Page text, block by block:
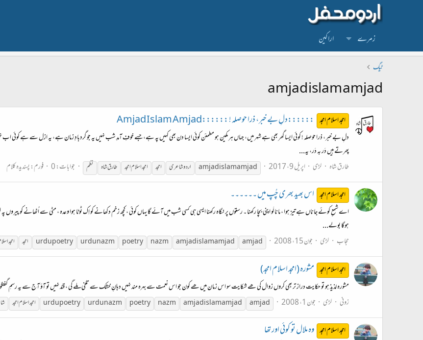
زمرے اراکین
ٹیگ
amjad islam amjad
امجد اسلام امجد ::::::دلِ بے خبر، ذرا حوصلہ ! ::::::Amjad Islam Amjad
دلِ بے خبر، ذرا حوصلہ ! کوئی ایسا گھر بھی ہے شہر میں، جہاں ہر مکین ہو مطمئن کوئی ایسا دن بھی کہیں پہ ہے، جسے خوفِ آمدِ شب نہیں یہ جو گردبادِ زمان ہے، یہ ازل سے ہے کوئی
پھرتے ہیں دَر بہ دَر، یہ...
طارق شاہ
لڑی اپریل 9، 2017 amjadislamamjad اردو شاعری امجد امجد اسلام امجد طارق شاہ نظم جوابات: 0 فورم:پسندیدہ کلام
امجد اسلام امجد اس بھید بھری چُپ میں ۔۔۔۔۔۔
اے شمعِ کوئے جاناں ہے تیز ہوا ، مانا لَو اپنی بچا رکھنا ۔ رستوں پر نگاہ رکھنا ایسی ہی کسی شب میں آئے گا یہاں کوئی ، کچھ زخم دکھانے کو اِک ٹوٹا ہوا وعدہ ، مٹی سے اُٹھانے
ہوگا بولے...
حجاب
لڑی جون 15، 2008 amjad
amjadislamamjad
nazm
poetry
urdu nazm
urdu poetry امجد امجد
امجد اسلام امجد مشورہ (امجد اسلام امجد)
مشورہ لذیذ ہو تو حکایت دراز تر بھی کروں زوال کی ھے شکایت سو اس زمان میں ھے کون جو اس نعمت سے بہرہ مند نہیں دہانِ خشک سے تلخی ملے گی ، قند نہیں تو آؤ آج سے یہ رسمِ
زونی لڑی جون 1، 2008 amjad
amjadislamamjad
nazm
poetry
urdu nazm
urdu poetry امجد اسلام امجد
امجد اسلام امجد وہ ملال تو کوئی اور تھا